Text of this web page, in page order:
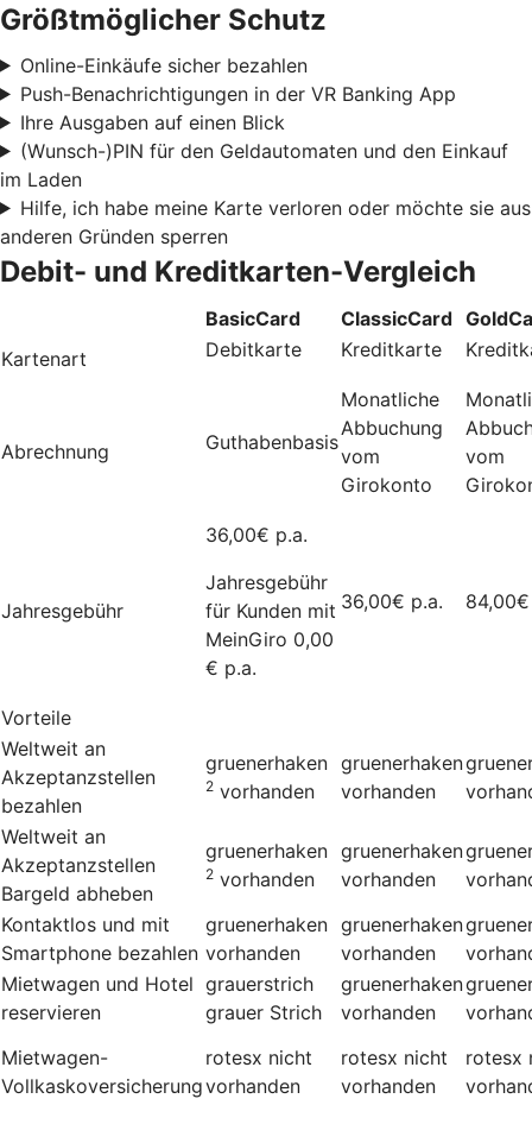
Größtmöglicher Schutz
Online-Einkäufe sicher bezahlen
Push-Benachrichtigungen in der VR Banking App
Ihre Ausgaben auf einen Blick
(Wunsch-)PIN für den Geldautomaten und den Einkauf
im Laden
Hilfe, ich habe meine Karte verloren oder möchte sie aus
anderen Gründen sperren
Debit- und Kreditkarten-Vergleich
BasicCard ClassicCard
Kartenart
Debitkarte Kreditkarte
Abrechnung Guthabenbasis
Monatliche
Abbuchung
vom
Girokonto
vom
Jahresgebühr
36,00€ p.a.
Jahresgebühr
für Kunden mit
MeinGiro 0,00
€ p.a.
36,00€ p.a.
Vorteile
Weltweit an
Akzeptanzstellen
bezahlen
gruenerhaken
2 vorhanden
gruenerhaken
vorhanden
Weltweit an
Akzeptanzstellen
Bargeld abheben
gruenerhaken
2 vorhanden
gruenerhaken
vorhanden
Kontaktlos und mit
Smartphone bezahlen
gruenerhaken
vorhanden
gruenerhaken
vorhanden
Mietwagen und Hotel
reservieren
grauerstrich
grauer Strich
gruenerhaken
vorhanden
Mietwagen-
Vollkaskoversicherung
rotesx nicht
vorhanden
rotesx nicht
vorhanden
rotesx